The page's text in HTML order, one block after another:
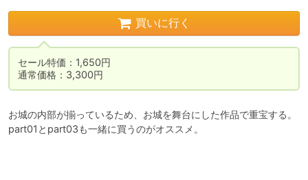
買いに行く
セール特価：1,650円
通常価格：3,300円
お城の内部が揃っているため、お城を舞台にした作品で重宝する。
part01とpart03も一緒に買うのがオススメ。